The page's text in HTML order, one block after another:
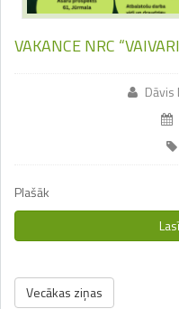
VAKANCE NRC
Plašāk
Vecākas ziņas